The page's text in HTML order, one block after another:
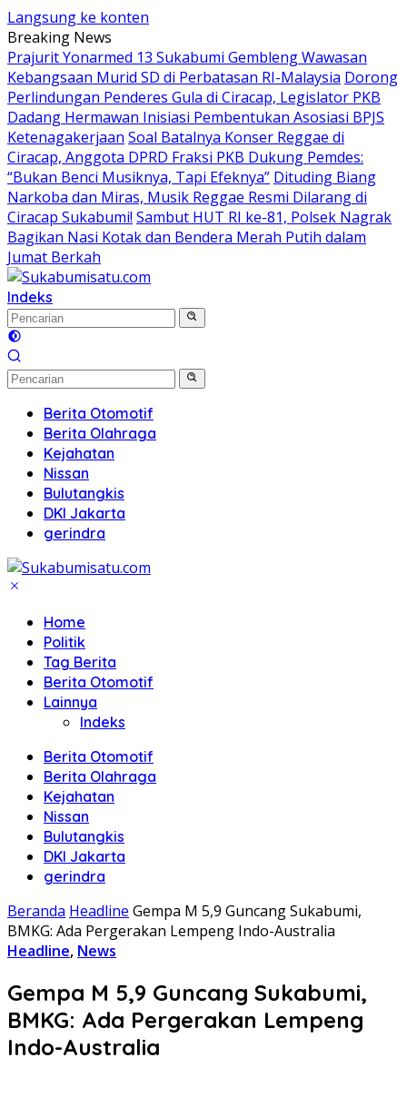
Langsung ke konten
Breaking News
Prajurit Yonarmed 13 Sukabumi Gembleng Wawasan
Kebangsaan Murid SD di Perbatasan RI-Malaysia Dorong
Perlindungan Penderes Gula di Ciracap, Legislator PKB
Dadang Hermawan Inisiasi Pembentukan Asosiasi BPJS
Ketenagakerjaan Soal Batalnya Konser Reggae di
Ciracap, Anggota DPRD Fraksi PKB Dukung Pemdes:
“Bukan Benci Musiknya, Tapi Efeknya” Dituding Biang
Narkoba dan Miras, Musik Reggae Resmi Dilarang di
Ciracap Sukabumi! Sambut HUT RI ke-81, Polsek Nagrak
Bagikan Nasi Kotak dan Bendera Merah Putih dalam
Jumat Berkah
Indeks
Berita Otomotif
Berita Olahraga
Kejahatan
Nissan
Bulutangkis
DKI Jakarta
gerindra
Home
Politik
Tag Berita
Berita Otomotif
Lainnya
Indeks
Berita Otomotif
Berita Olahraga
Kejahatan
Nissan
Bulutangkis
DKI Jakarta
gerindra
Beranda Headline Gempa M 5,9 Guncang Sukabumi,
BMKG: Ada Pergerakan Lempeng Indo-Australia
Headline, News
Gempa M 5,9 Guncang Sukabumi,
BMKG: Ada Pergerakan Lempeng
Indo-Australia